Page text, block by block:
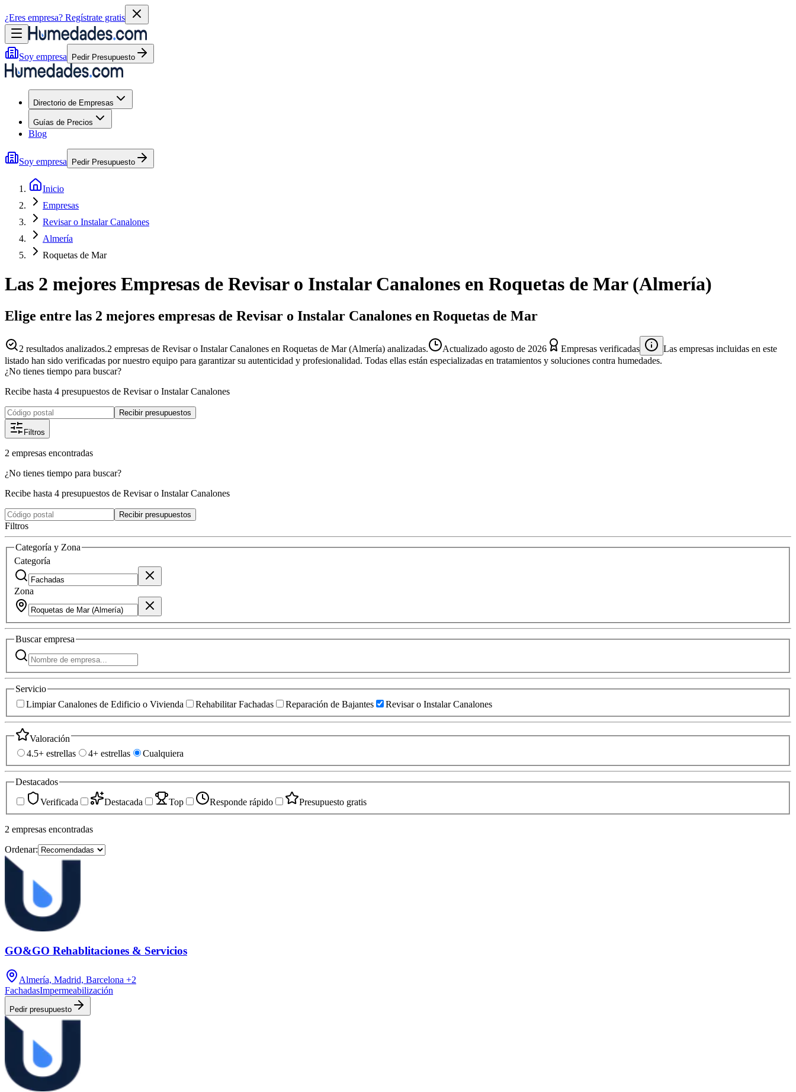
¿Eres empresa? Regístrate gratis
Soy empresa Pedir Presupuesto
Directorio de Empresas
Guías de Precios
Blog
Soy empresa Pedir Presupuesto
Inicio
Empresas
Revisar o Instalar Canalones
Almería
Roquetas de Mar
Las 2 mejores Empresas de Revisar o Instalar Canalones en Roquetas de Mar(Almería)
Elige entre las 2 mejores empresas de Revisar o Instalar Canalones en Roquetas de Mar
2 resultados analizados.2 empresas de Revisar o Instalar Canalones en Roquetas de Mar (Almería) analizadas. Actualizado agosto de 2026 Empresas verificadas
Las empresas incluidas en este
listado han sido verificadas por nuestro equipo para garantizar su autenticidad y profesionalidad. Todas ellas están especializadas en tratamientos y soluciones contra humedades.
¿No tienes tiempo para buscar?
Recibe hasta 4 presupuestos de Revisar o Instalar Canalones
Recibir presupuestos
Filtros
2 empresas encontradas
¿No tienes tiempo para buscar?
Recibe hasta 4 presupuestos de Revisar o Instalar Canalones
Recibir presupuestos
Filtros
Categoría y Zona
Categoría
Zona
Buscarempresa
Servicio
Limpiar Canalones de Edificio o Vivienda
Rehabilitar Fachadas Reparación de Bajantes Revisar o Instalar Canalones
Valoración
4.5+ estrellas
4+ estrellas Cualquiera
Destacados
Verificada
Destacada Top Responde rápido Presupuesto gratis
2 empresas encontradas
Ordenar:
GO&GO Rehablitaciones & Servicios
Almería, Madrid, Barcelona +2
FachadasImpermeabilización
Pedir presupuesto